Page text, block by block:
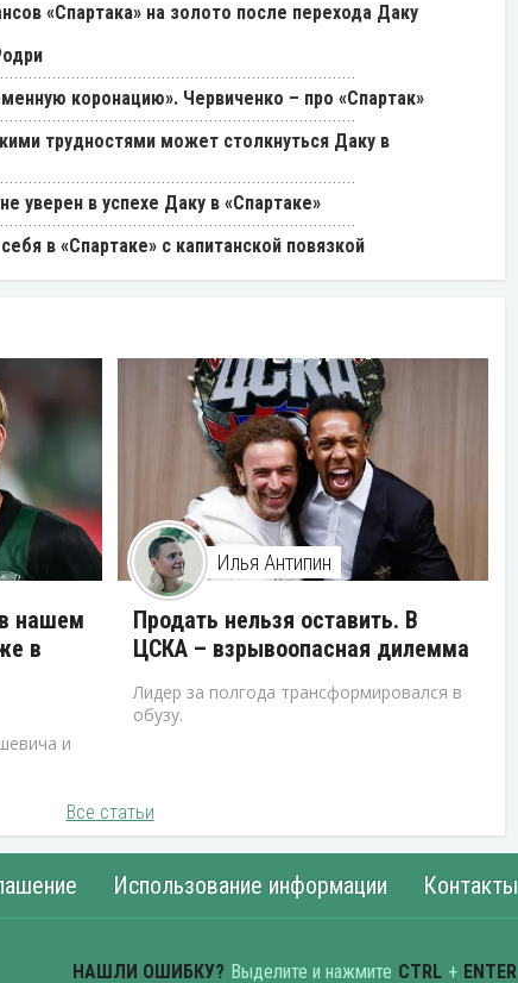
«Спартака» на золото после перехода Даку
коронацию». Червиченко – про «Спартак»
трудностями может столкнуться Даку в
уверен в успехе Даку в «Спартаке»
в «Спартаке» с капитанской повязкой
нашем
в
и
Илья Антипин
Продать нельзя оставить. В
ЦСКА – взрывоопасная дилемма
Лидер за полгода трансформировался в
обузу.
Все статьи
Использование информации Контакты